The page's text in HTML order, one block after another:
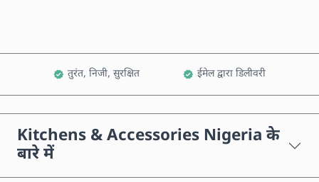
तुरंत, निजी, सुरक्षित ईमेल द्वारा डिलीवरी
Kitchens & Accessories Nigeria के
बारे में